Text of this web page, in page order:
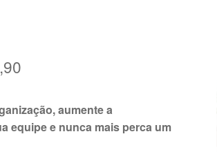
atual
é:
aumente a
equipe e nunca mais perca um